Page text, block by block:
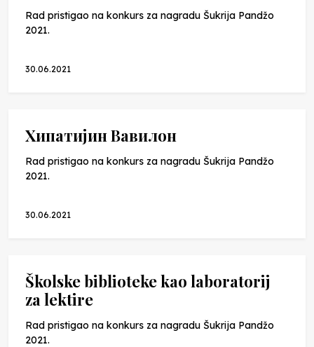
Rad pristigao na konkurs za nagradu Šukrija Pandžo
2021.
30.06.2021
Хипатијин Вавилон
Rad pristigao na konkurs za nagradu Šukrija Pandžo
2021.
30.06.2021
Školske biblioteke kao laboratorij
za lektire
Rad pristigao na konkurs za nagradu Šukrija Pandžo
2021.